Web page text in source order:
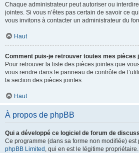
Chaque administrateur peut autoriser ou
jointes. Si vous n’êtes pas certain de savoir ce
vous invitons à contacter un administrateur du
Haut
Comment puis-je retrouver toutes mes pièces
Pour retrouver la liste des pièces jointes que
vous rendre dans le panneau de contrôle de
la section des pièces jointes.
Haut
À propos de phpBB
Qui a développé ce logiciel de forum de
Ce programme (dans sa forme non modifiée)
phpBB Limited , qui en est le légitime